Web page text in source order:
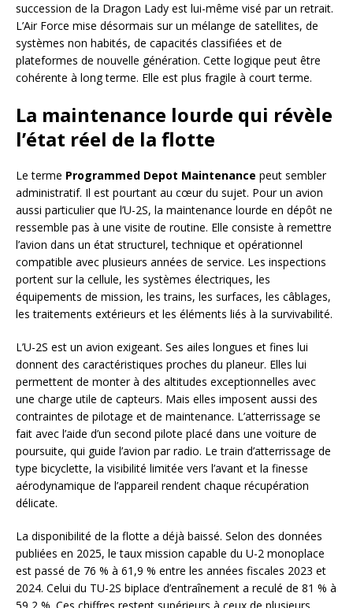
succession de la Dragon Lady est lui-même visé par un retrait.
L’Air Force mise désormais sur un mélange de satellites, de
systèmes non habités, de capacités classifiées et de
plateformes de nouvelle génération. Cette logique peut être
cohérente à long terme. Elle est plus fragile à court terme.
La maintenance lourde qui révèle
l’état réel de la flotte
Le terme Programmed Depot Maintenance peut sembler
administratif. Il est pourtant au cœur du sujet. Pour un avion
aussi particulier que l’U-2S, la maintenance lourde en dépôt ne
ressemble pas à une visite de routine. Elle consiste à remettre
l’avion dans un état structurel, technique et opérationnel
compatible avec plusieurs années de service. Les inspections
portent sur la cellule, les systèmes électriques, les
équipements de mission, les trains, les surfaces, les câblages,
les traitements extérieurs et les éléments liés à la survivabilité.
L’U-2S est un avion exigeant. Ses ailes longues et fines lui
donnent des caractéristiques proches du planeur. Elles lui
permettent de monter à des altitudes exceptionnelles avec
une charge utile de capteurs. Mais elles imposent aussi des
contraintes de pilotage et de maintenance. L’atterrissage se
fait avec l’aide d’un second pilote placé dans une voiture de
poursuite, qui guide l’avion par radio. Le train d’atterrissage de
type bicyclette, la visibilité limitée vers l’avant et la finesse
aérodynamique de l’appareil rendent chaque récupération
délicate.
La disponibilité de la flotte a déjà baissé. Selon des données
publiées en 2025, le taux mission capable du U-2 monoplace
est passé de 76 % à 61,9 % entre les années fiscales 2023 et
2024. Celui du TU-2S biplace d’entraînement a reculé de 81 % à